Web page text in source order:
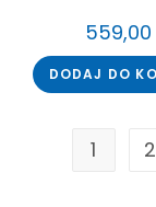
559,00
DODAJ DO
1 2